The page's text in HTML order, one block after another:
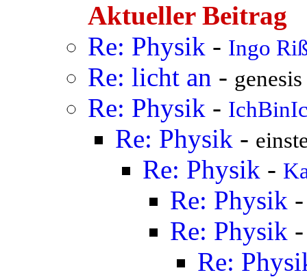
Aktueller Beitrag
Re: Physik - Ingo
Re: licht an -
Re: Physik -
Re: Physik -
Re: Physik -
Re: Physik
Re: Physik
Re: